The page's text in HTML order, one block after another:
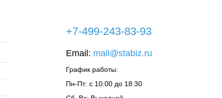
+7-499-243-83-93
Email: mail@stabiz.ru
График работы:
Пн-Пт: с 10:00 до 18:30